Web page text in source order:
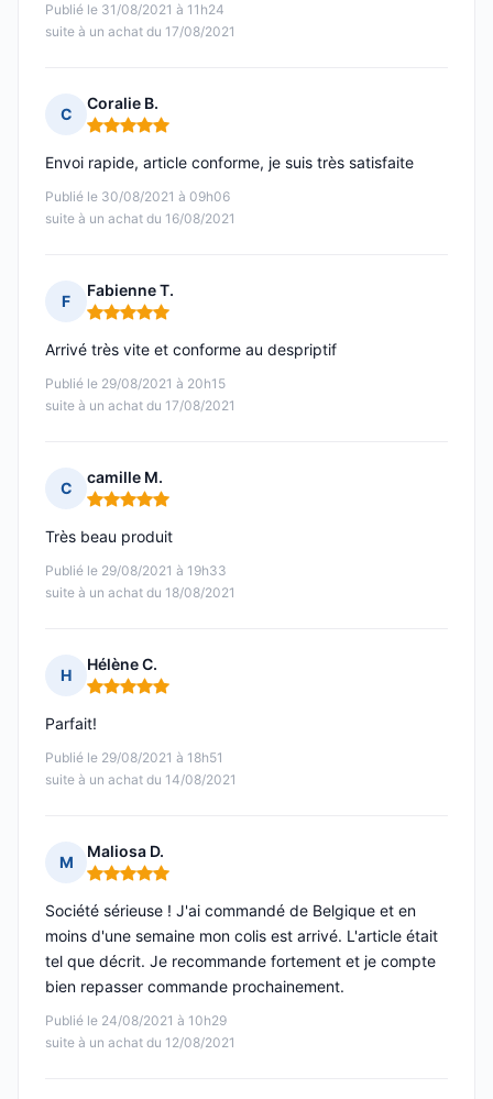
Publié le 31/08/2021 à 11h24
suite à un achat du 17/08/2021
C
Coralie B.
Note : 5 sur 5
Publié le 30/08/2021 à 09h06
suite à un achat du 16/08/2021
Envoi rapide, article conforme, je suis très satisfaite
F
Fabienne T.
Note : 5 sur 5
Publié le 29/08/2021 à 20h15
suite à un achat du 17/08/2021
Arrivé très vite et conforme au despriptif
C
camille M.
Note : 5 sur 5
Publié le 29/08/2021 à 19h33
suite à un achat du 18/08/2021
Très beau produit
H
Hélène C.
Note : 5 sur 5
Publié le 29/08/2021 à 18h51
suite à un achat du 14/08/2021
Parfait!
M
Maliosa D.
Note : 5 sur 5
Publié le 24/08/2021 à 10h29
suite à un achat du 12/08/2021
Société sérieuse ! J'ai commandé de Belgique et en
moins d'une semaine mon colis est arrivé. L'article était
tel que décrit. Je recommande fortement et je compte
bien repasser commande prochainement.